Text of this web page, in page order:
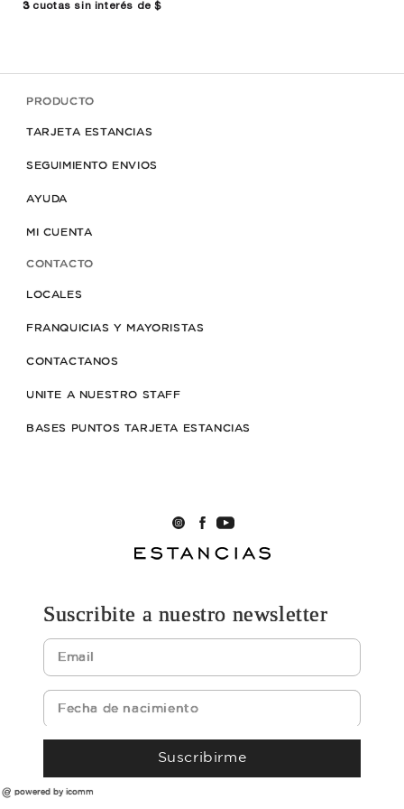
3cuotas sin interés de $
PRODUCTO
TARJETA ESTANCIAS
SEGUIMIENTO ENVIOS
AYUDA
MI CUENTA
CONTACTO
LOCALES
FRANQUICIAS Y MAYORISTAS
CONTACTANOS
UNITE A NUESTRO STAFF
BASES PUNTOS TARJETA ESTANCIAS
Suscribite a nuestro newsletter
Suscribirme
powered by icomm